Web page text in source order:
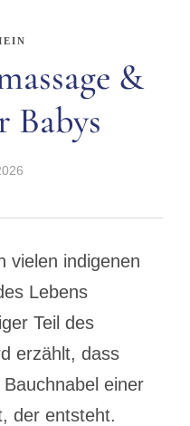
&
Babys
vielen indigenen
Lebens
Teil des
erzählt, dass
einer
der entsteht.